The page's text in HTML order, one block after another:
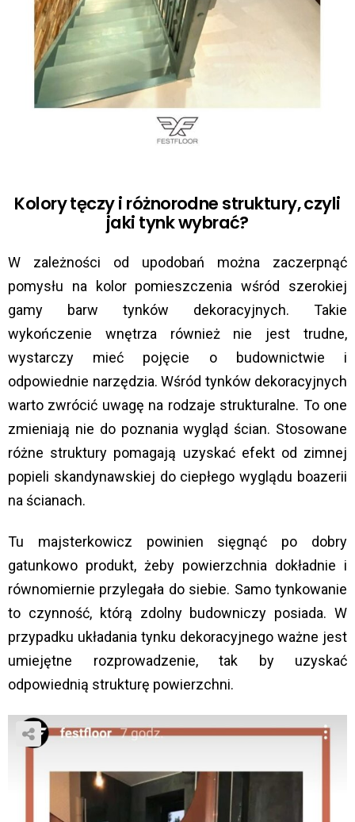
Kolory tęczy i różnorodne struktury, czyli
jaki tynk wybrać?
W zależności od upodobań można zaczerpnąć
pomysłu na kolor pomieszczenia wśród szerokiej
gamy barw tynków dekoracyjnych. Takie
wykończenie wnętrza również nie jest trudne,
wystarczy mieć pojęcie o budownictwie i
odpowiednie narzędzia. Wśród tynków dekoracyjnych
warto zwrócić uwagę na rodzaje strukturalne. To one
zmieniają nie do poznania wygląd ścian. Stosowane
różne struktury pomagają uzyskać efekt od zimnej
popieli skandynawskiej do ciepłego wyglądu boazerii
na ścianach.
Tu majsterkowicz powinien sięgnąć po dobry
gatunkowo produkt, żeby powierzchnia dokładnie i
równomiernie przylegała do siebie. Samo tynkowanie
to czynność, którą zdolny budowniczy posiada. W
przypadku układania tynku dekoracyjnego ważne jest
umiejętne rozprowadzenie, tak by uzyskać
odpowiednią strukturę powierzchni.